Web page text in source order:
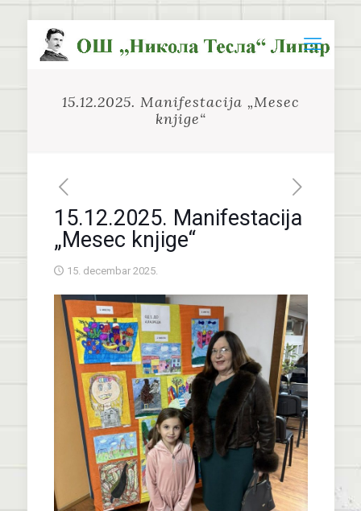
15.12.2025. Manifestacija „Mesec
knjige“
15.12.2025. Manifestacija
„Mesec knjige“
15. decembar 2025.